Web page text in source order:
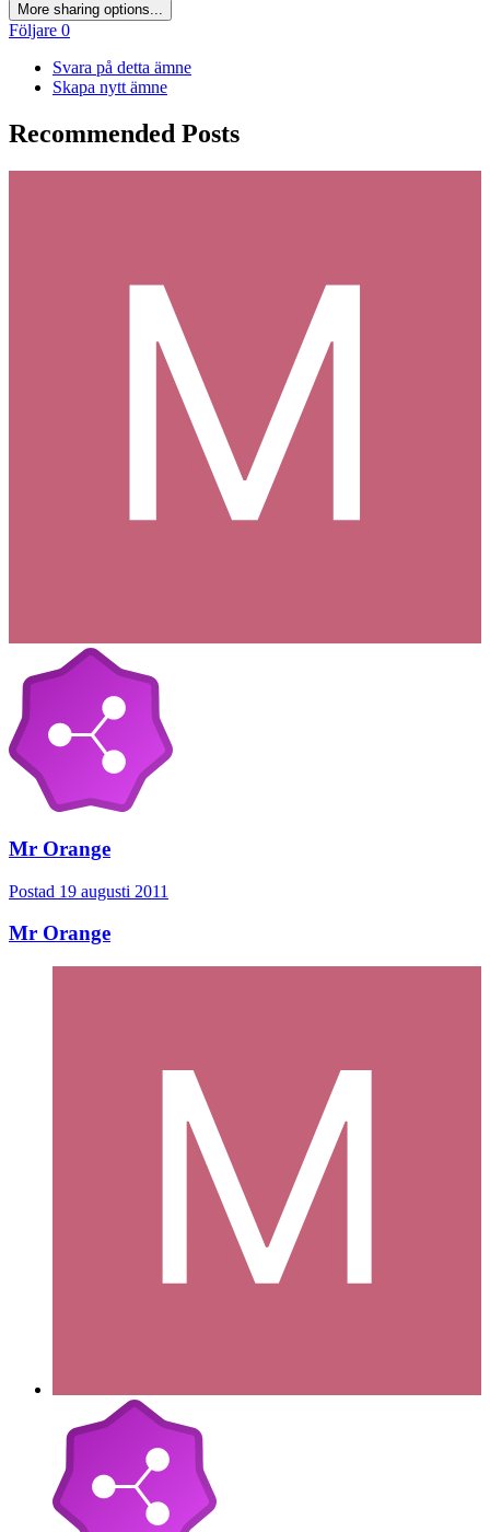
More sharing options...
Följare 0
Svara på detta ämne
Skapa nytt ämne
Recommended Posts
Mr Orange
Postad 19 augusti 2011
Mr Orange